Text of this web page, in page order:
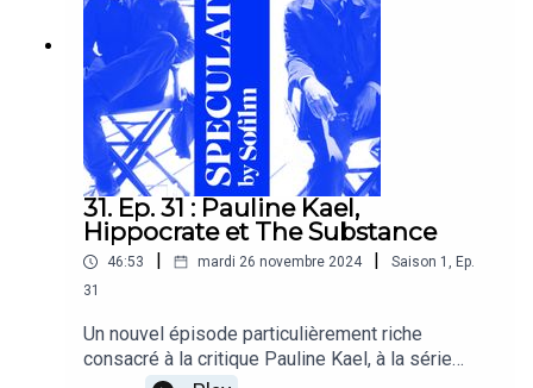
31. Ep. 31 : Pauline Kael,
Hippocrate et The Substance
46:53 | mardi 26 novembre 2024 | Saison 1 , Ep.
31
Un nouvel épisode particulièrement riche
consacré à la critique Pauline Kael, à la série